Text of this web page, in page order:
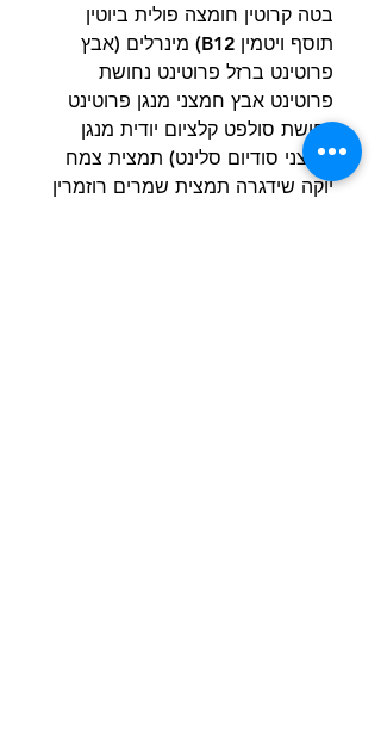
בטה קרוטין חומצה פולית ביוטין
תוסף ויטמין B12) מינרלים (אבץ
פרוטינט ברזל פרוטינט נחושת
פרוטינט אבץ חמצני מנגן פרוטינט
נחושת סולפט קלציום יודית מנגן
חמצני סודיום סלינט) תמצית צמח
יוקה שידגרה תמצית שמרים רוזמרין